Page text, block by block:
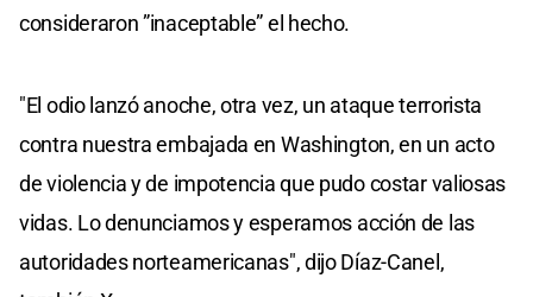
consideraron ”inaceptable” el hecho.
"El odio lanzó anoche, otra vez, un ataque terrorista
contra nuestra embajada en Washington, en un acto
de violencia y de impotencia que pudo costar valiosas
vidas. Lo denunciamos y esperamos acción de las
autoridades norteamericanas", dijo Díaz-Canel,